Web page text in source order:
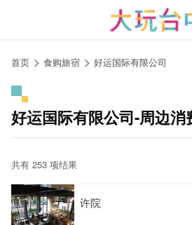
首页 食购旅宿 好运国际有限公司
好运国际有限公司-周边消
共有 253 项结果
许院